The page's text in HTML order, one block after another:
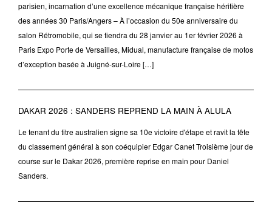
parisien, incarnation d’une excellence mécanique française héritière
des années 30 Paris/Angers – À l’occasion du 50e anniversaire du
salon Rétromobile, qui se tiendra du 28 janvier au 1er février 2026 à
Paris Expo Porte de Versailles, Midual, manufacture française de motos
d’exception basée à Juigné-sur-Loire […]
DAKAR 2026 : SANDERS REPREND LA MAIN À ALULA
Le tenant du titre australien signe sa 10e victoire d'étape et ravit la tête
du classement général à son coéquipier Edgar Canet Troisième jour de
course sur le Dakar 2026, première reprise en main pour Daniel
Sanders.